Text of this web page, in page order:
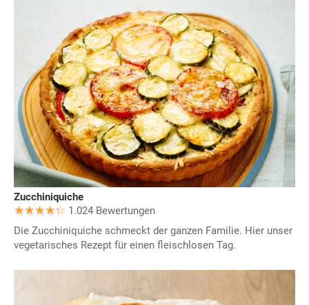
Zucchiniquiche
1.024 Bewertungen
Die Zucchiniquiche schmeckt der ganzen Familie. Hier unser
vegetarisches Rezept für einen fleischlosen Tag.